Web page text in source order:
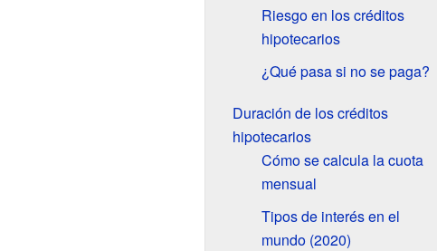
Riesgo en los créditos
hipotecarios
¿Qué pasa si no se paga?
Duración de los créditos
hipotecarios
Cómo se calcula la cuota
mensual
Tipos de interés en el
mundo (2020)